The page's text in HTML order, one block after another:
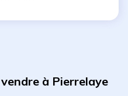
à Pierrelaye